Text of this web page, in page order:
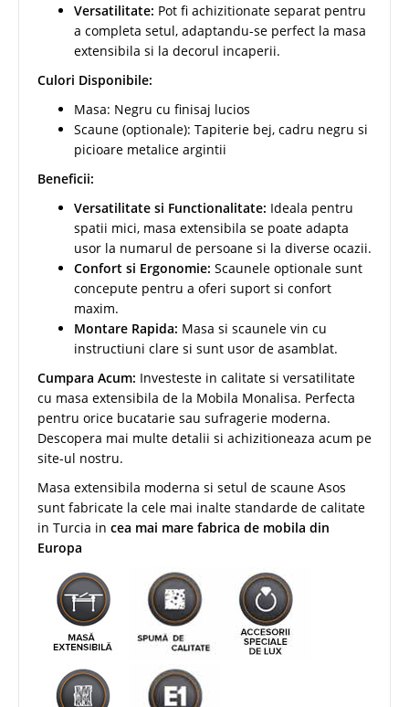
Versatilitate: Pot fi achizitionate separat pentru
a completa setul, adaptandu-se perfect la masa
extensibila si la decorul incaperii.
Culori Disponibile:
Masa: Negru cu finisaj lucios
Scaune (optionale): Tapiterie bej, cadru negru si
picioare metalice argintii
Beneficii:
Versatilitate si Functionalitate: Ideala pentru
spatii mici, masa extensibila se poate adapta
usor la numarul de persoane si la diverse ocazii.
Confort si Ergonomie: Scaunele optionale sunt
concepute pentru a oferi suport si confort
maxim.
Montare Rapida: Masa si scaunele vin cu
instructiuni clare si sunt usor de asamblat.
Cumpara Acum: Investeste in calitate si versatilitate
cu masa extensibila de la Mobila Monalisa. Perfecta
pentru orice bucatarie sau sufragerie moderna.
Descopera mai multe detalii si achizitioneaza acum pe
site-ul nostru.
Masa extensibila moderna si setul de scaune Asos
sunt fabricate la cele mai inalte standarde de calitate
in Turcia in cea mai mare fabrica de mobila din
Europa